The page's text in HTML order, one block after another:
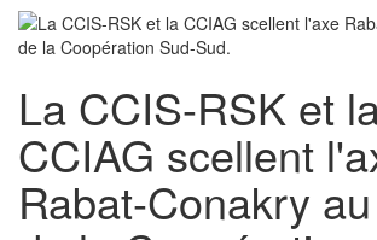
La CCIS-RSK et
CCIAG scellent
Rabat-Conakry